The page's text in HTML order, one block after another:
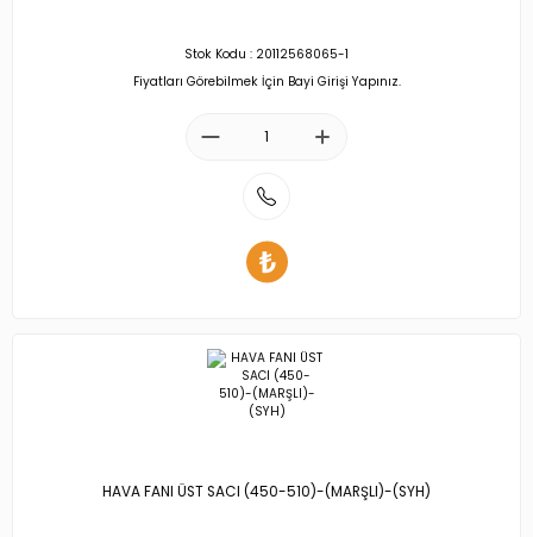
Stok Kodu : 20112568065-1
Fiyatları Görebilmek İçin Bayi Girişi Yapınız.
HAVA FANI ÜST SACI (450-510)-(MARŞLI)-(SYH)